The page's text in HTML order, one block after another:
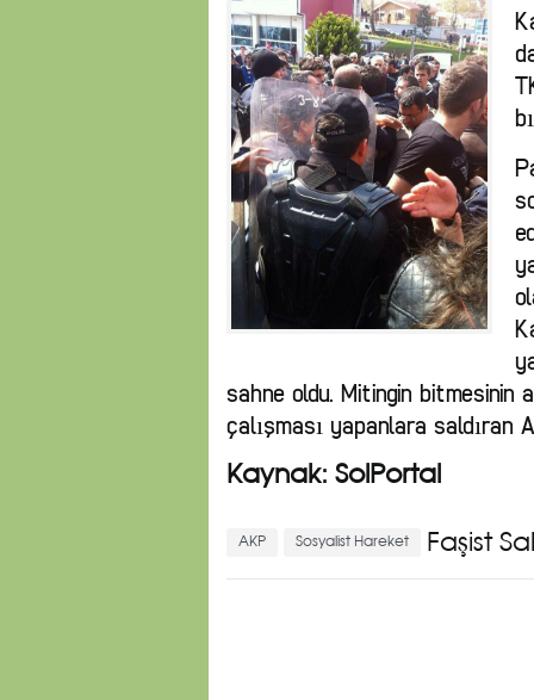
sahne oldu. Mitingin bitmesinin
çalışması yapanlara saldıran
Kaynak: SolPortal
AKP Faşist
Sosyalist Hareket